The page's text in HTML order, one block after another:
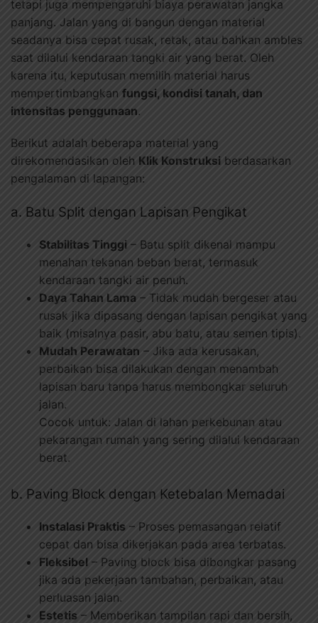
tetapi juga mempengaruhi biaya perawatan jangka
panjang. Jalan yang di bangun dengan material
seadanya bisa cepat rusak, retak, atau bahkan ambles
saat dilalui kendaraan tangki air yang berat. Oleh
karena itu, keputusan memilih material harus
mempertimbangkan fungsi, kondisi tanah, dan
intensitas penggunaan.
Berikut adalah beberapa material yang
direkomendasikan oleh Klik Konstruksi berdasarkan
pengalaman di lapangan:
a. Batu Split dengan Lapisan Pengikat
Stabilitas Tinggi – Batu split dikenal mampu
menahan tekanan beban berat, termasuk
kendaraan tangki air penuh.
Daya Tahan Lama – Tidak mudah bergeser atau
rusak jika dipasang dengan lapisan pengikat yang
baik (misalnya pasir, abu batu, atau semen tipis).
Mudah Perawatan – Jika ada kerusakan,
perbaikan bisa dilakukan dengan menambah
lapisan baru tanpa harus membongkar seluruh
jalan.
Cocok untuk: Jalan di lahan perkebunan atau
pekarangan rumah yang sering dilalui kendaraan
berat.
b. Paving Block dengan Ketebalan Memadai
Instalasi Praktis – Proses pemasangan relatif
cepat dan bisa dikerjakan pada area terbatas.
Fleksibel – Paving block bisa dibongkar pasang
jika ada pekerjaan tambahan, perbaikan, atau
perluasan jalan.
Estetis – Memberikan tampilan rapi dan bersih,